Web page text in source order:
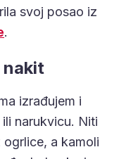
svoj posao iz
.
nakit
izrađujem i
narukvicu. Niti
a kamoli